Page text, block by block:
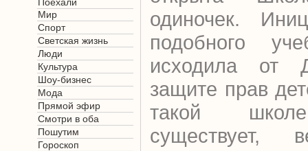
Мир
Спорт
Светская жизнь
Люди
Культура
Шоу-бизнес
Мода
Прямой эфир
Смотри в оба
Пошутим
Гороскоп
одиночек.
подобного
исходила от
защите прав
такой
существует,